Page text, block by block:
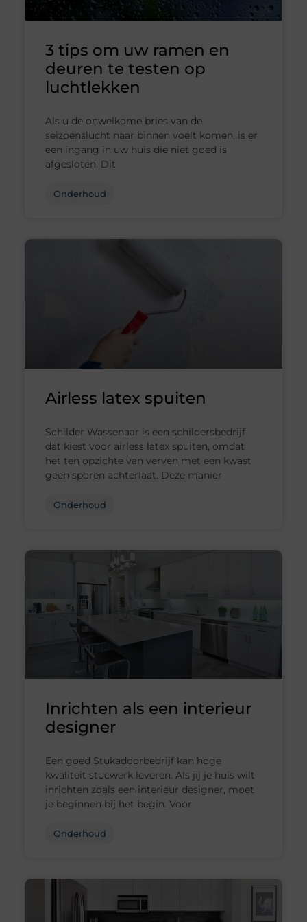
3 tips om uw ramen en
deuren te testen op
luchtlekken
Als u de onwelkome bries van de
seizoenslucht naar binnen voelt komen, is er
een ingang in uw huis die niet goed is
afgesloten. Dit
Onderhoud
Airless latex spuiten
Schilder Wassenaar is een schildersbedrijf
dat kiest voor airless latex spuiten, omdat
het ten opzichte van verven met een kwast
geen sporen achterlaat. Deze manier
Onderhoud
Inrichten als een interieur
designer
Een goed Stukadoorbedrijf kan hoge
kwaliteit stucwerk leveren. Als jij je huis wilt
inrichten zoals een interieur designer, moet
je beginnen bij het begin. Voor
Onderhoud